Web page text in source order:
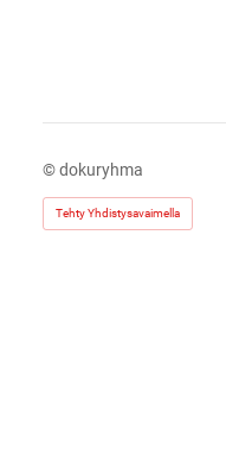
©dokuryhma
Tehty Yhdistysavaimella